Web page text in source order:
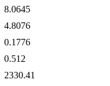
8.0645
4.8076
0.1776
0.512
2330.41